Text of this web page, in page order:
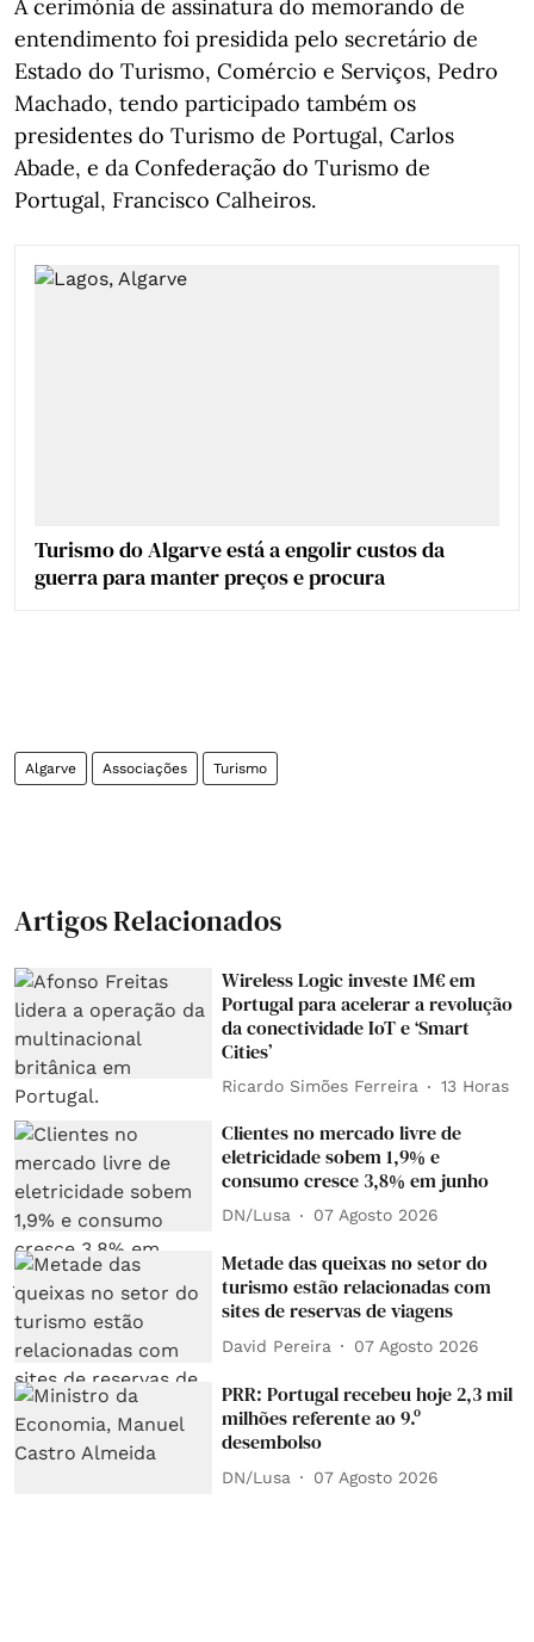
A cerimónia de assinatura do memorando de
entendimento foi presidida pelo secretário de
Estado do Turismo, Comércio e Serviços, Pedro
Machado, tendo participado também os
presidentes do Turismo de Portugal, Carlos
Abade, e da Confederação do Turismo de
Portugal, Francisco Calheiros.
Turismo do Algarve está a engolir custos da
guerra para manter preços e procura
Algarve Associações Turismo
Artigos Relacionados
Wireless Logic investe 1M€ em
Portugal para acelerar a revolução
da conectividade IoT e ‘Smart
Cities’
Ricardo Simões Ferreira 13 Horas
Clientes no mercado livre de
eletricidade sobem 1,9% e
consumo cresce 3,8% em junho
DN/Lusa 07 Agosto 2026
Metade das queixas no setor do
turismo estão relacionadas com
sites de reservas de viagens
David Pereira 07 Agosto 2026
PRR: Portugal recebeu hoje 2,3 mil
milhões referente ao 9.º
desembolso
DN/Lusa 07 Agosto 2026